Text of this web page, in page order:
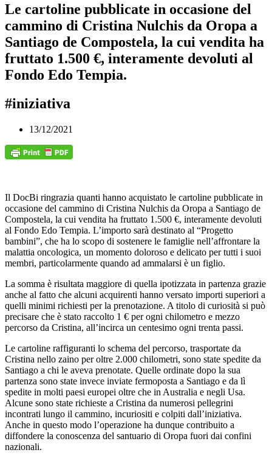
Le cartoline pubblicate in occasione del
cammino di Cristina Nulchis da Oropa a
Santiago de Compostela, la cui vendita ha
fruttato 1.500 €, interamente devoluti al
Fondo Edo Tempia.
#iniziativa
13/12/2021
Il DocBi ringrazia quanti hanno acquistato le cartoline pubblicate in
occasione del cammino di Cristina Nulchis da Oropa a Santiago de
Compostela, la cui vendita ha fruttato 1.500 €, interamente devoluti
al Fondo Edo Tempia. L’importo sarà destinato al “Progetto
bambini”, che ha lo scopo di sostenere le famiglie nell’affrontare la
malattia oncologica, un momento doloroso e delicato per tutti i suoi
membri, particolarmente quando ad ammalarsi è un figlio.
La somma è risultata maggiore di quella ipotizzata in partenza grazie
anche al fatto che alcuni acquirenti hanno versato importi superiori a
quelli minimi richiesti per la prenotazione. A titolo di curiosità si può
precisare che è stato raccolto 1 € per ogni chilometro e mezzo
percorso da Cristina, all’incirca un centesimo ogni trenta passi.
Le cartoline raffiguranti lo schema del percorso, trasportate da
Cristina nello zaino per oltre 2.000 chilometri, sono state spedite da
Santiago a chi le aveva prenotate. Quelle ordinate dopo la sua
partenza sono state invece inviate fermoposta a Santiago e da lì
spedite in molti paesi europei oltre che in Australia e negli Usa.
Alcune sono state richieste a Cristina da numerosi pellegrini
incontrati lungo il cammino, incuriositi e colpiti dall’iniziativa.
Anche in questo modo l’operazione ha dunque contribuito a
diffondere la conoscenza del santuario di Oropa fuori dai confini
nazionali.